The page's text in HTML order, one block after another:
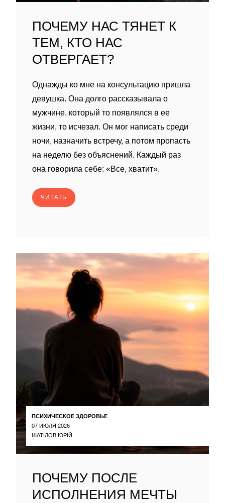
ПОЧЕМУ НАС ТЯНЕТ К
ТЕМ, КТО НАС
ОТВЕРГАЕТ?
Однажды ко мне на консультацию пришла
девушка. Она долго рассказывала о
мужчине, который то появлялся в ее
жизни, то исчезал. Он мог написать среди
ночи, назначить встречу, а потом пропасть
на неделю без объяснений. Каждый раз
она говорила себе: «Все, хватит».
ЧИТАТЬ
ПСИХИЧЕСКОЕ ЗДОРОВЬЕ
07 ИЮЛЯ 2026
ШАТІЛОВ ЮРІЙ
ПОЧЕМУ ПОСЛЕ
ИСПОЛНЕНИЯ МЕЧТЫ